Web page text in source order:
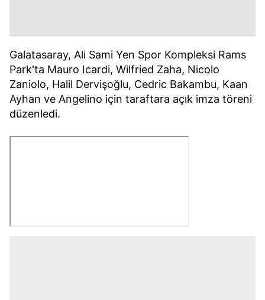
Galatasaray, Ali Sami Yen Spor Kompleksi Rams
Park'ta Mauro Icardi, Wilfried Zaha, Nicolo
Zaniolo, Halil Dervişoğlu, Cedric Bakambu, Kaan
Ayhan ve Angelino için taraftara açık imza töreni
düzenledi.